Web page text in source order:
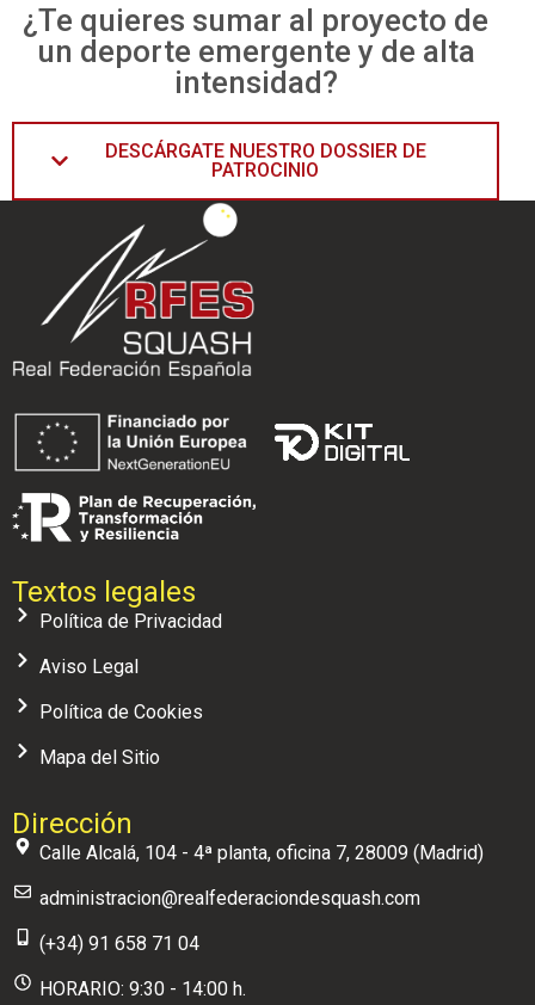
¿Te quieres sumar al proyecto de
un deporte emergente y de alta
intensidad?
DESCÁRGATE NUESTRO DOSSIER DE
PATROCINIO
Textos legales
Política de Privacidad
Aviso Legal
Política de Cookies
Mapa del Sitio
Dirección
Calle Alcalá, 104 - 4ª planta, oficina 7, 28009 (Madrid)
administracion@realfederaciondesquash.com
(+34) 91 658 71 04
HORARIO: 9:30 - 14:00 h.